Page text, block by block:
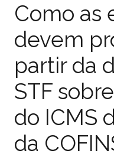
Como as
devem
partir da
STF
do ICMS
da